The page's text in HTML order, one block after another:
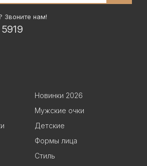
Звоните нам!
Новинки 2026
Мужские очки
Детские
Формы лица
Стиль